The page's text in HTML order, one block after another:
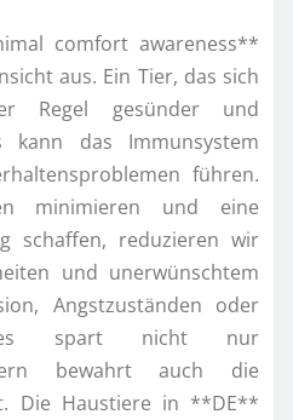
comfort awareness**
aus. Ein Tier, das sich
Regel gesünder und
kann das Immunsystem
führen.
minimieren und eine
schaffen, reduzieren wir
und unerwünschtem
Angstzuständen oder
spart nicht nur
bewahrt auch die
Die Haustiere in **DE**